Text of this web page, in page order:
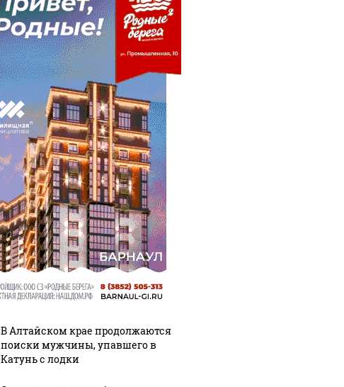
В Алтайском крае продолжаются
поиски мужчины, упавшего в
Катунь с лодки